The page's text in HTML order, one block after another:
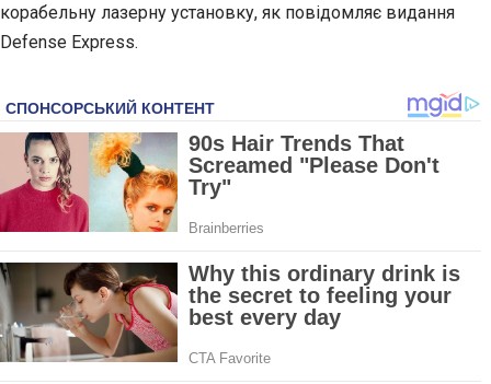
корабельну лазерну установку, як повідомляє видання
Defense Express.